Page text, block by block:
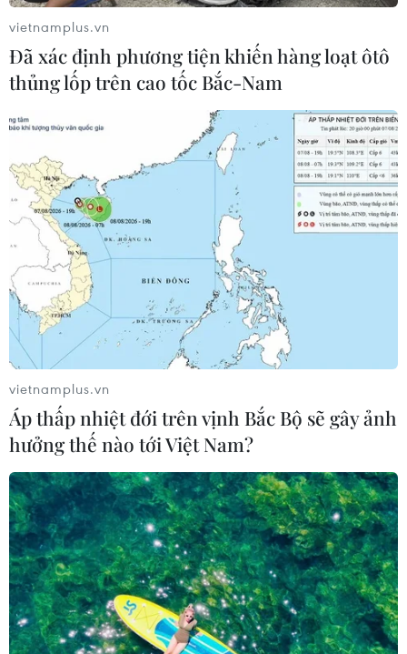
TIN CÙNG CHUYÊN MỤC
Miền Bắc giảm mưa từ đêm
nay, cuối tuần chuyển nắng nóng
07/08/2026 04:41
Mỹ can thiệp khẩn cấp, ngăn
Israel mở rộng đòn trừng phạt
Hezbollah
vietnamplus.vn
Đã xác định phương tiện khiến hàng loạt ôtô
thủng lốp trên cao tốc Bắc-Nam
vietnamplus.vn
Áp thấp nhiệt đới trên vịnh Bắc Bộ sẽ gây ảnh
hưởng thế nào tới Việt Nam?